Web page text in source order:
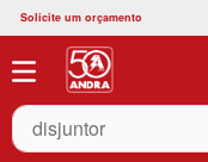
Solicite um orçamento
O que você está